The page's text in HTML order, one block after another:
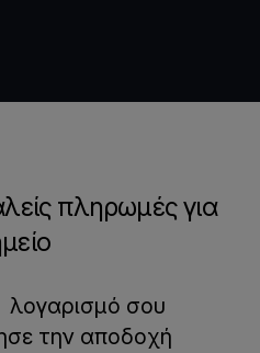
πληρωμές για
λογαρισμό σου
την αποδοχή